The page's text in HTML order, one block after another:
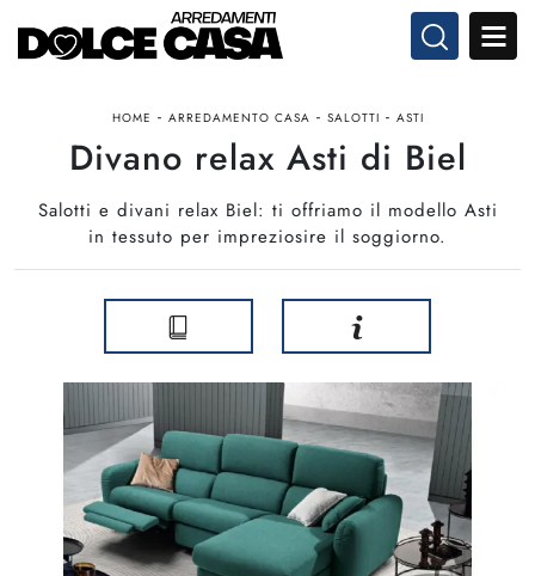
HOME - ARREDAMENTO CASA - SALOTTI - ASTI
Divano relax Asti di Biel
Salotti e divani relax Biel: ti offriamo il modello Asti
in tessuto per impreziosire il soggiorno.